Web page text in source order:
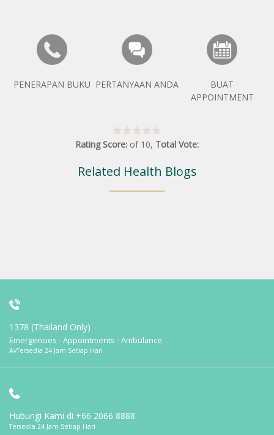
PENERAPAN BUKU PERTANYAAN ANDA
BUAT
APPOINTMENT
Rating Score: of 10, Total Vote:
Related Health Blogs
1378 (Thailand Only)
Emergencies - Appointments - Ambulance
AvTersedia 24 Jam Setiap Hari
Hubungi Kami di +66 2066 8888
Tersedia 24 Jam Setiap Hari